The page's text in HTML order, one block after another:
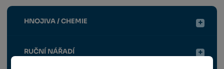
HNOJIVA / CHEMIE
RUČNÍ NÁŘADÍ